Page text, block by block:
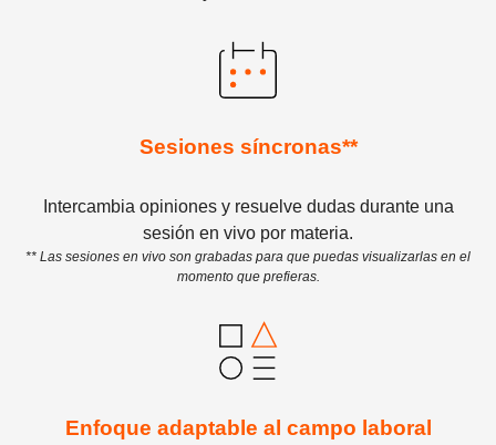
Sesiones síncronas**
Intercambia opiniones y resuelve dudas durante una
sesión en vivo por materia.
** Las sesiones en vivo son grabadas para que puedas visualizarlas en el
momento que prefieras.
Enfoque adaptable al campo laboral